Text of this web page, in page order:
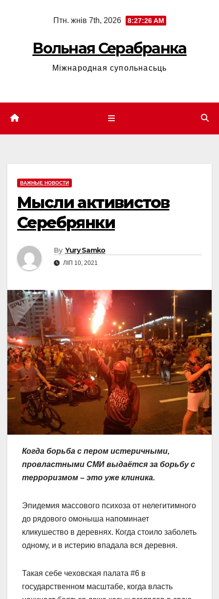
Птн. жнів 7th, 2026 8:27:26 AM
Вольная Серабранка
Міжнародная супольнасьць
ВАЖНЫЕ НОВОСТИ
Мысли активистов
Серебрянки
By Yury Samko
ЛІП 10, 2021
Когда борьба с пером истеричными,
провластными СМИ выдаётся за борьбу с
терроризмом – это уже клиника.
Эпидемия массового психоза от нелегитимного
до рядового омоныша напоминает
кликушество в деревнях. Когда стоило заболеть
одному, и в истерию впадала вся деревня.
Такая себе чеховская палата #6 в
государственном масштабе, когда власть